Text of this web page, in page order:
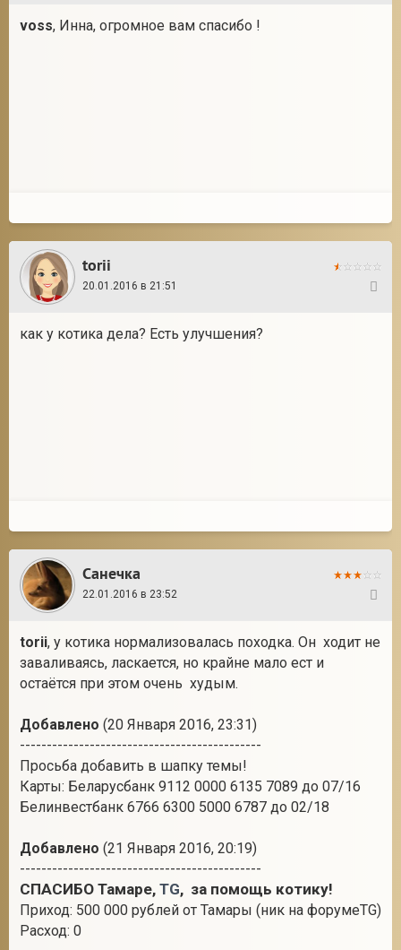
voss, Инна, огромное вам спасибо !
torii
20.01.2016 в 21:51
как у котика дела? Есть улучшения?
Санечка
22.01.2016 в 23:52
torii, у котика нормализовалась походка. Он ходит не
заваливаясь, ласкается, но крайне мало ест и
остаётся при этом очень худым.
Добавлено (20 Января 2016, 23:31)
---------------------------------------------
Просьба добавить в шапку темы!
Карты: Беларусбанк 9112 0000 6135 7089 до 07/16
Белинвестбанк 6766 6300 5000 6787 до 02/18
Добавлено (21 Января 2016, 20:19)
---------------------------------------------
СПАСИБО Тамаре, TG, за помощь котику!
Приход: 500 000 рублей от Тамары (ник на форумеTG)
Расход: 0